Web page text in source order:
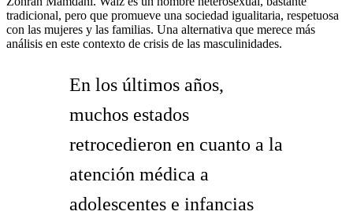
tradicional, pero que promueve una sociedad igualitaria, respetuosa
con las mujeres y las familias. Una alternativa que merece más
análisis en este contexto de crisis de las masculinidades.
En los últimos años,
muchos estados
retrocedieron en cuanto a la
atención médica a
adolescentes e infancias